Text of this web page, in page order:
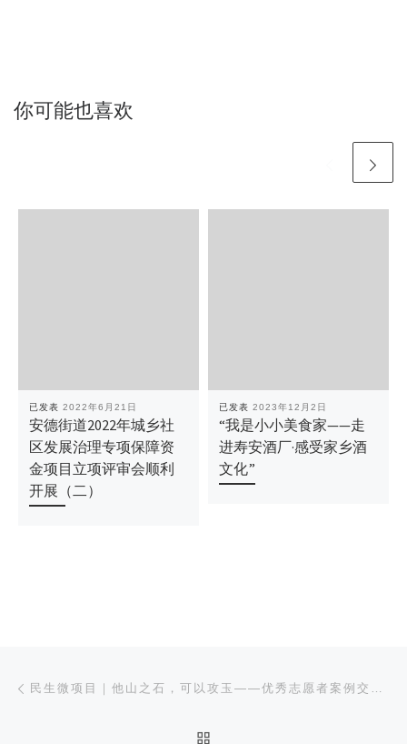
你可能也喜欢
已发表 2022年6月21日
安德街道2022年城乡社
区发展治理专项保障资
金项目立项评审会顺利
开展（二）
已发表 2023年12月2日
“我是小小美食家——走
进寿安酒厂·感受家乡酒
文化”
文章导航 民生微项目｜他山之石，可以攻玉——优秀志愿者案例交流会如期而至